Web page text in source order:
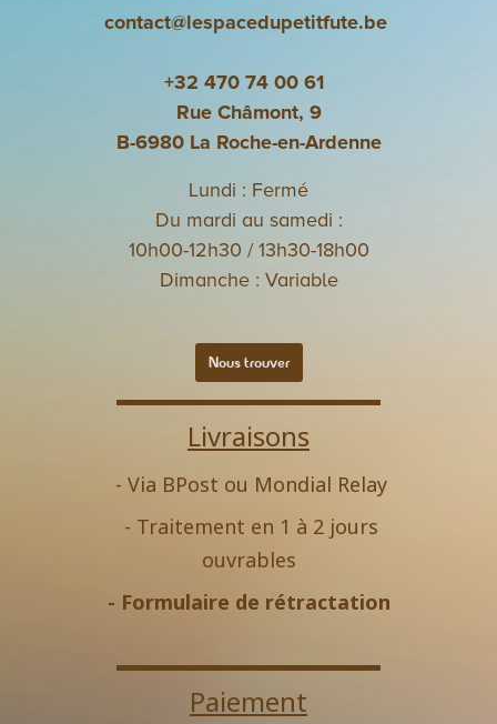
contact@lespacedupetitfute.be
+32 470 74 00 61
Rue Châmont, 9
B-6980 La Roche-en-Ardenne
Lundi : Fermé
Du mardi au samedi :
10h00-12h30 / 13h30-18h00
Dimanche : Variable
Nous trouver
Livraisons
- Via BPost ou Mondial Relay
- Traitement en 1 à 2 jours
ouvrables
- Formulaire de rétractation
Paiement